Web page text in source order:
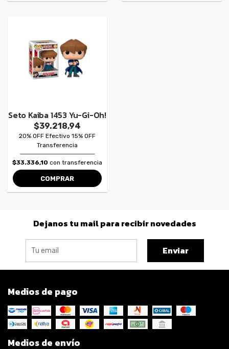
Seto Kaiba 1453 Yu-Gi-Oh!
$39.218,94
20% OFF Efectivo 15% OFF
Transferencia
$33.336,10 con transferencia
COMPRAR
Dejanos tu mail para recibir novedades
Enviar
Medios de pago
Medios de envío